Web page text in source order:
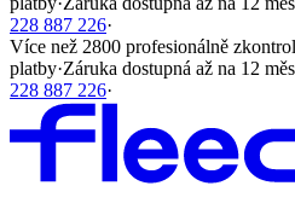
228 887 226·
Více než 2800 profesionálně
platby·Záruka dostupná až na 12
228 887 226·